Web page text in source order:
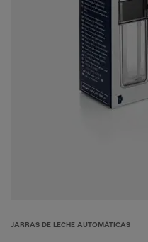
JARRAS DE LECHE AUTOMÁTICAS